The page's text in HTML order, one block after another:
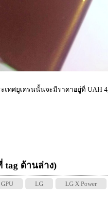
เทศยูเครนนั้นจะมีราคาอยู่ที่ UAH
tag ด้านล่าง)
GPU LG LG X Power